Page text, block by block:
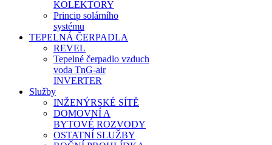
KOLEKTORY
Princip solárního
systému
TEPELNÁ ČERPADLA
REVEL
Tepelné čerpadlo vzduch
voda TnG-air
INVERTER
Služby
INŽENÝRSKÉ SÍTĚ
DOMOVNÍ A
BYTOVÉ ROZVODY
OSTATNÍ SLUŽBY